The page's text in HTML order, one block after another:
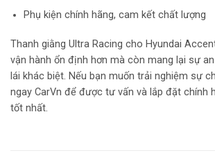
Phụ kiện chính hãng, cam kết chất lượng
Thanh giằng Ultra Racing cho Hyundai
vận hành ổn định hơn mà còn mang lại sự
lái khác biệt. Nếu bạn muốn trải nghiệm sự
ngay CarVn để được tư vấn và lắp đặt chính
tốt nhất.